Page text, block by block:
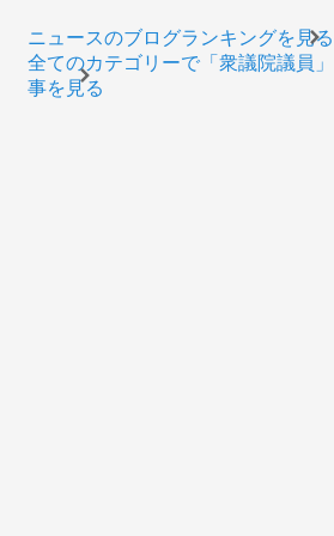
ニュースのブログランキングを見る
全てのカテゴリーで「衆議院議員
事を見る